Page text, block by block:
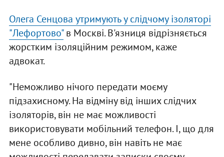
Олега Сенцова утримують у слідчому ізоляторі
"Лефортово"в Москві. В'язниця відрізняється
жорстким ізоляційним режимом, каже
адвокат.
"Неможливо нічого передати моєму
підзахисному. На відміну від інших слідчих
ізоляторів, він не має можливості
використовувати мобільний телефон. І, що для
мене особливо дивно, він навіть не має